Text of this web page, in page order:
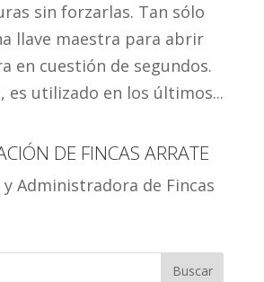
sin forzarlas. Tan sólo
llave maestra para abrir
en cuestión de segundos.
es utilizado en los últimos...
DE FINCAS ARRATE
Administradora de Fincas